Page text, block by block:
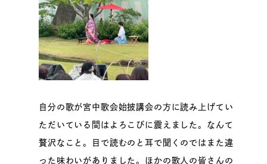
自分の歌が宮中歌会始披講会の方に読み上げてい
ただいている間はよろこびに震えました。なんて
贅沢なこと。目で読むのと耳で聞くのではまた違
った味わいがありました。ほかの歌人の皆さんの